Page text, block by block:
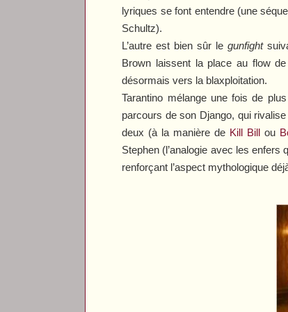
lyriques se font entendre (une
Schultz).
L’autre est bien sûr le gunfight
Brown laissent la place au flow
désormais vers la blaxploitation.
Tarantino mélange une fois de
parcours de son Django, qui
deux (à la manière de Kill Bill ou
Stephen (l’analogie avec les enfers
renforçant l’aspect mythologique